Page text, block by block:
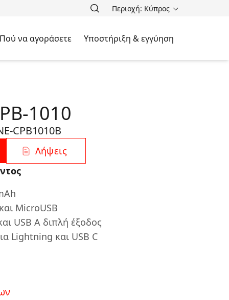
Περιοχή: Κύπρος
Πού να αγοράσετε Υποστήριξη & εγγύηση
1010
CPB1010B
Λήψεις
MicroUSB
USB A διπλή έξοδος
Lightning και USB C